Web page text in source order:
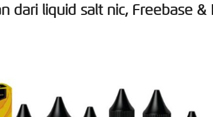
dari liquid salt nic, Freebase &